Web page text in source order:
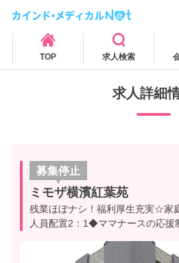
TOP 求人検索
求人詳細
募集停止
ミモザ横濱紅葉苑
残業ほぼナシ！福利厚生充実☆家
人員配置2：1◆ママナースの応援